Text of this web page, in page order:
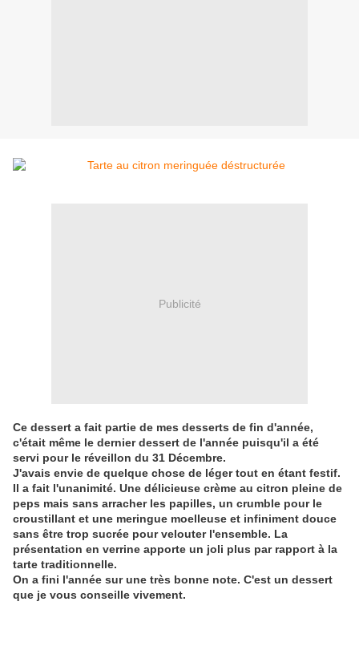
Publicité
Ce dessert a fait partie de mes desserts de fin d'année,
c'était même le dernier dessert de l'année puisqu'il a été
servi pour le réveillon du 31 Décembre.
J'avais envie de quelque chose de léger tout en étant festif.
Il a fait l'unanimité. Une délicieuse crème au citron pleine de
peps mais sans arracher les papilles, un crumble pour le
croustillant et une meringue moelleuse et infiniment douce
sans être trop sucrée pour velouter l'ensemble. La
présentation en verrine apporte un joli plus par rapport à la
tarte traditionnelle.
On a fini l'année sur une très bonne note. C'est un dessert
que je vous conseille vivement.